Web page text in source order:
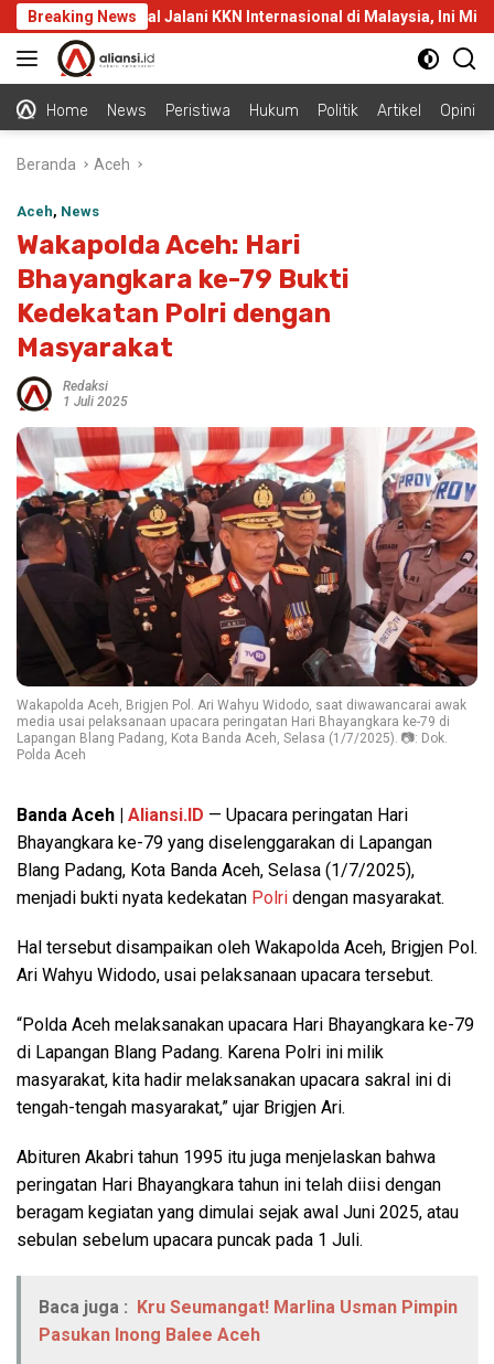
Langsung
ke
konten
Breaking News
Unimal Jalani KKN Internasional di Malaysia, Ini Misi yang
Home News Peristiwa Hukum Politik Artikel Opini
Beranda Aceh
Aceh, News
Wakapolda Aceh: Hari
Bhayangkara ke-79 Bukti
Kedekatan Polri dengan
Masyarakat
Redaksi
1 Juli 2025
Wakapolda Aceh, Brigjen Pol. Ari Wahyu Widodo, saat diwawancarai awak
media usai pelaksanaan upacara peringatan Hari Bhayangkara ke-79 di
Lapangan Blang Padang, Kota Banda Aceh, Selasa (1/7/2025). 📷: Dok.
Polda Aceh
Banda Aceh | Aliansi.ID — Upacara peringatan Hari
Bhayangkara ke-79 yang diselenggarakan di Lapangan
Blang Padang, Kota Banda Aceh, Selasa (1/7/2025),
menjadi bukti nyata kedekatan Polri dengan masyarakat.
Hal tersebut disampaikan oleh Wakapolda Aceh, Brigjen Pol.
Ari Wahyu Widodo, usai pelaksanaan upacara tersebut.
“Polda Aceh melaksanakan upacara Hari Bhayangkara ke-79
di Lapangan Blang Padang. Karena Polri ini milik
masyarakat, kita hadir melaksanakan upacara sakral ini di
tengah-tengah masyarakat,” ujar Brigjen Ari.
Abituren Akabri tahun 1995 itu juga menjelaskan bahwa
peringatan Hari Bhayangkara tahun ini telah diisi dengan
beragam kegiatan yang dimulai sejak awal Juni 2025, atau
sebulan sebelum upacara puncak pada 1 Juli.
Baca juga : Kru Seumangat! Marlina Usman Pimpin
Pasukan Inong Balee Aceh